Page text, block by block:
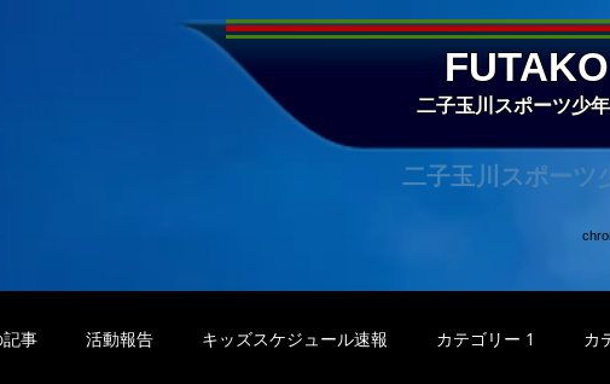
二子玉川スポーツ少
二子玉川スポーツ
事 活動報告 キッズスケジュール速報 カテゴリー 1 カ